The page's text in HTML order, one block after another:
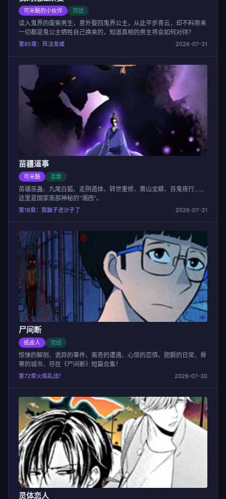
可米酷的小伙伴 完结
误入鬼界的废柴男生，意外娶回鬼界公主，从此平步青云，却不料原来
一切都是鬼公主牺牲自己换来的，知道真相的男主将会如何对待？
第85章：阵法发威 2026-07-31
苗疆道事
可米酷 连载
苗疆巫蛊、九尾白狐、走阴遁体、转世重修、黄山龙蟒、百鬼夜行……
这里是国家南部神秘的“湘西”。
第18章：我脑子进沙子了 2026-07-31
尸间断
纸皮人 完结
惊悚的解剖、诡异的事件、离奇的遭遇、心惊的恋情、胆颤的日常、骨
寒的城市、尽在《尸间断》短篇合集！
第72章火焰乱战！ 2026-07-30
灵体恋人